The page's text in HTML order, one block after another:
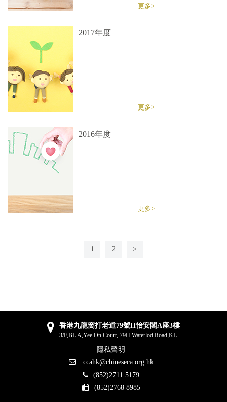
更多>
2017年度
更多>
2016年度
更多>
1 2 >
香港九龍窩打老道79號H怡安閣A座3樓
3/F,BL A,Yee On Court, 79H Waterlod Road,KL.
隱私聲明
ccahk@chineseca.org.hk
(852)2711 5179
(852)2768 8985